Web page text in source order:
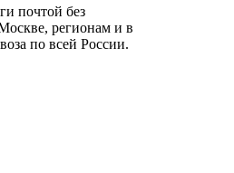
почтой без
регионам и в
по всей России.